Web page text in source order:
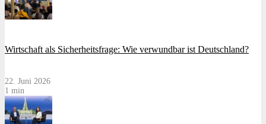
Wirtschaft als Sicherheitsfrage: Wie verwundbar ist Deutschland?
22. Juni 2026
1 min